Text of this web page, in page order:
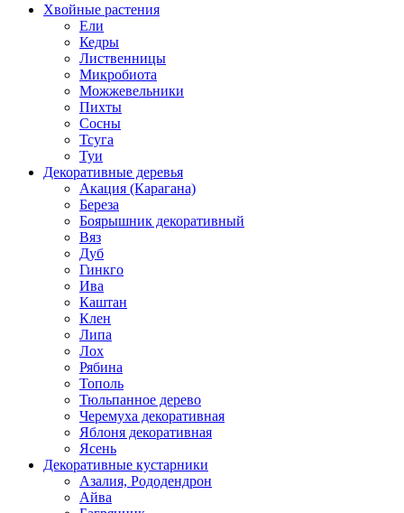
Хвойные растения
Ели
Кедры
Лиственницы
Микробиота
Можжевельники
Пихты
Сосны
Тсуга
Туи
Декоративные деревья
Акация (Карагана)
Береза
Боярышник декоративный
Вяз
Дуб
Гинкго
Ива
Каштан
Клен
Липа
Лох
Рябина
Тополь
Тюльпанное дерево
Черемуха декоративная
Яблоня декоративная
Ясень
Декоративные кустарники
Азалия, Рододендрон
Айва